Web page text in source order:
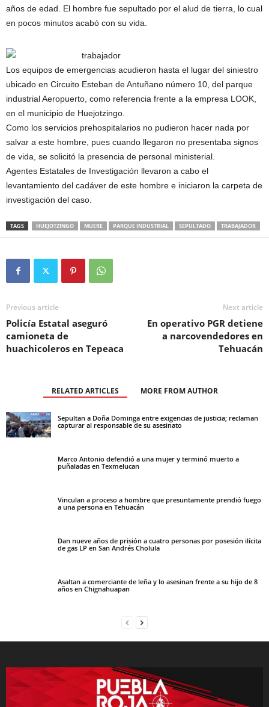
años de edad. El hombre fue sepultado por el alud de tierra, lo cual
en pocos minutos acabó con su vida.
Los equipos de emergencias acudieron hasta el lugar del siniestro
ubicado en Circuito Esteban de Antuñano número 10, del parque
industrial Aeropuerto, como referencia frente a la empresa LOOK,
en el municipio de Huejotzingo.
Como los servicios prehospitalarios no pudieron hacer nada por
salvar a este hombre, pues cuando llegaron no presentaba signos
de vida, se solicitó la presencia de personal ministerial.
Agentes Estatales de Investigación llevaron a cabo el
levantamiento del cadáver de este hombre e iniciaron la carpeta de
investigación del caso.
TAGS HUEJOTZINGO MUERE PARQUE INDUSTRIAL SEPULTADO TRABAJADOR
Previous article
Policía Estatal aseguró
camioneta de
huachicoleros en Tepeaca
Next article
En operativo PGR detiene
a narcovendedores en
Tehuacán
RELATED ARTICLES MORE FROM AUTHOR
Sepultan a Doña Dominga entre exigencias de justicia; reclaman
capturar al responsable de su asesinato
Marco Antonio defendió a una mujer y terminó muerto a
puñaladas en Texmelucan
Vinculan a proceso a hombre que presuntamente prendió fuego
a una persona en Tehuacán
Dan nueve años de prisión a cuatro personas por posesión ilícita
de gas LP en San Andrés Cholula
Asaltan a comerciante de leña y lo asesinan frente a su hijo de 8
años en Chignahuapan